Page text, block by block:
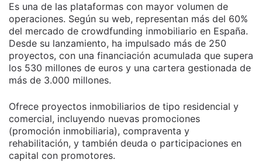
Es una de las plataformas con mayor volumen de
operaciones. Según su web, representan más del 60%
del mercado de crowdfunding inmobiliario en España.
Desde su lanzamiento, ha impulsado más de 250
proyectos, con una financiación acumulada que supera
los 530 millones de euros y una cartera gestionada de
más de 3.000 millones.
Ofrece proyectos inmobiliarios de tipo residencial y
comercial, incluyendo nuevas promociones
(promoción inmobiliaria), compraventa y
rehabilitación, y también deuda o participaciones en
capital con promotores.